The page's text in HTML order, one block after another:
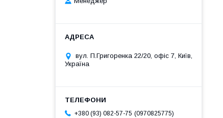
вул. П.Григоренка 22/20, офіс 7, Київ,
Україна
+380 (93) 082-57-75
0970825775